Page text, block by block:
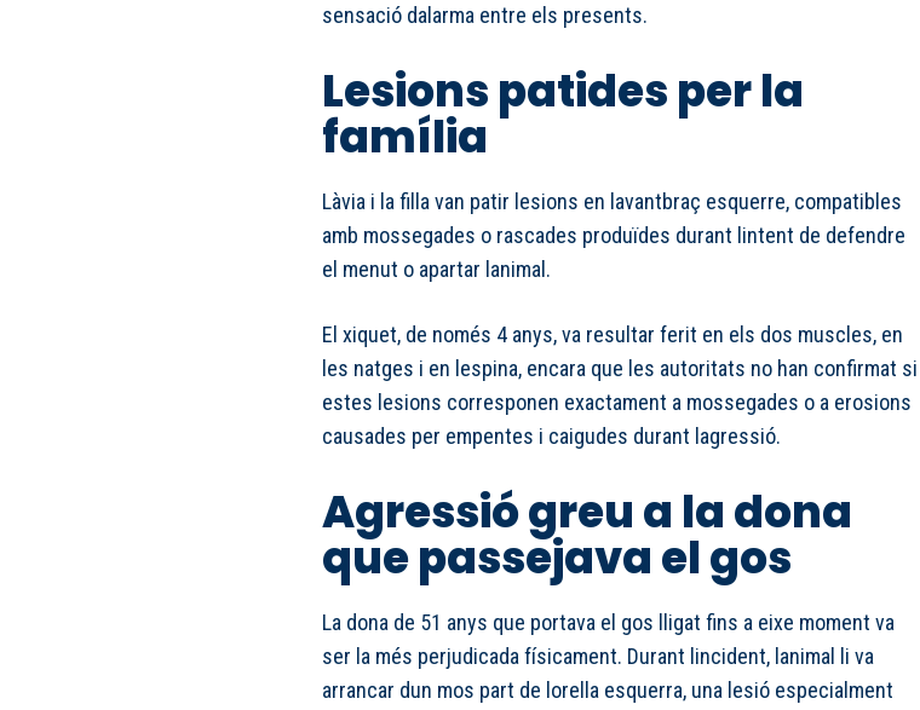
sensació dalarma entre els presents.
Lesions patides per la
família
Làvia i la filla van patir lesions en lavantbraç esquerre, compatibles
amb mossegades o rascades produïdes durant lintent de defendre
el menut o apartar lanimal.
El xiquet, de només 4 anys, va resultar ferit en els dos muscles, en
les natges i en lespina, encara que les autoritats no han confirmat si
estes lesions corresponen exactament a mossegades o a erosions
causades per empentes i caigudes durant lagressió.
Agressió greu a la dona
que passejava el gos
La dona de 51 anys que portava el gos lligat fins a eixe moment va
ser la més perjudicada físicament. Durant lincident, lanimal li va
arrancar dun mos part de lorella esquerra, una lesió especialment